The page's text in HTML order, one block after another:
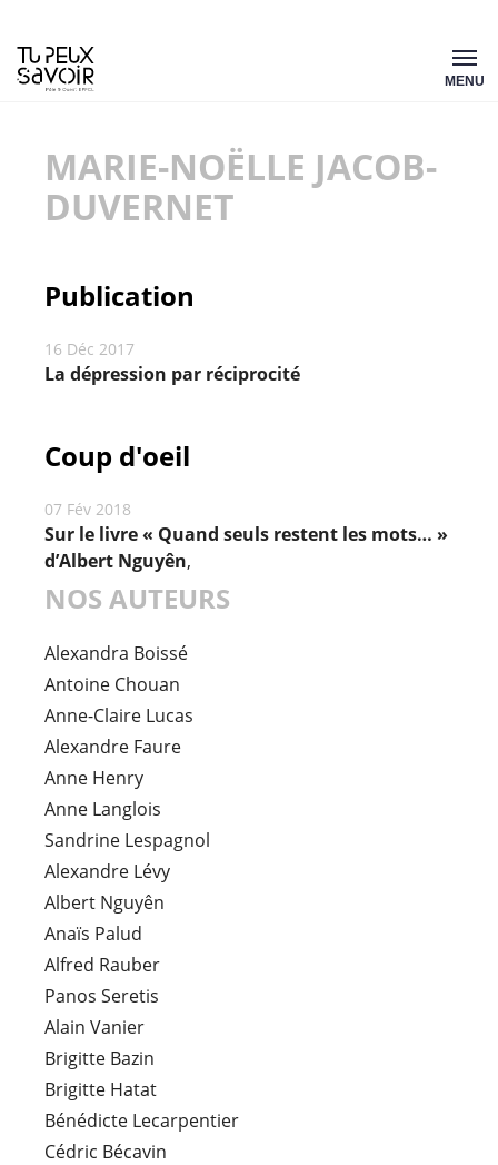
Aller
au
MENU
MARIE-NOËLLE JACOB-
DUVERNET
Publication
16 Déc 2017
La dépression par réciprocité
Coup d'oeil
07 Fév 2018
Sur le livre « Quand seuls restent les mots… »
d’Albert Nguyên,
NOS AUTEURS
Alexandra Boissé
Antoine Chouan
Anne-Claire Lucas
Alexandre Faure
Anne Henry
Anne Langlois
Sandrine Lespagnol
Alexandre Lévy
Albert Nguyên
Anaïs Palud
Alfred Rauber
Panos Seretis
Alain Vanier
Brigitte Bazin
Brigitte Hatat
Bénédicte Lecarpentier
Cédric Bécavin